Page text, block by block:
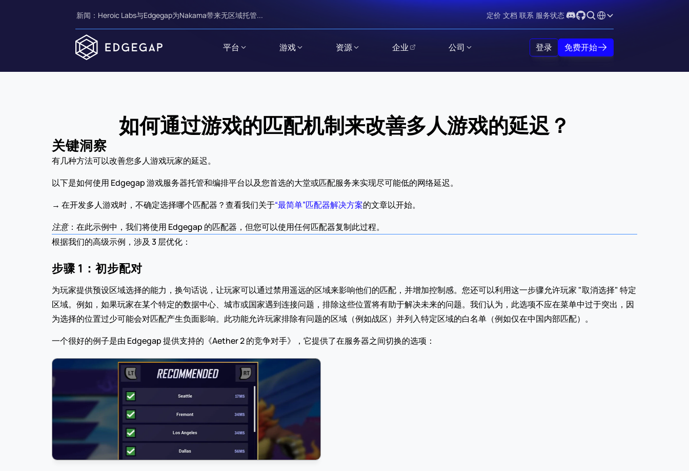
新闻：Heroic Labs与Edgegap为Nakama带来无区域托管... 定价 文档 联系 服务状态 Select Language
平台 游戏 资源 企业 公司 登录 免费开始
如何通过游戏的匹配机制来改善多人游戏的延迟？
关键洞察
有几种方法可以改善您多人游戏玩家的延迟。
以下是如何使用 Edgegap 游戏服务器托管和编排平台以及您首选的大堂或匹配服务来实现尽可能低的网络延迟。
→ 在开发多人游戏时，不确定选择哪个匹配器？查看我们关于“最简单”匹配器解决方案的文章以开始。
注意：在此示例中，我们将使用 Edgegap 的匹配器，但您可以使用任何匹配器复制此过程。
根据我们的高级示例，涉及 3 层优化：
步骤 1：初步配对
为玩家提供预设区域选择的能力，换句话说，让玩家可以通过禁用遥远的区域来影响他们的匹配，并增加控制感。您还可以利用这一步骤允许玩家 "取消选择" 特定
区域。例如，如果玩家在某个特定的数据中心、城市或国家遇到连接问题，排除这些位置将有助于解决未来的问题。我们认为，此选项不应在菜单中过于突出，因
为选择的位置过少可能会对匹配产生负面影响。此功能允许玩家排除有问题的区域（例如战区）并列入特定区域的白名单（例如仅在中国内部匹配）。
一个很好的例子是由 Edgegap 提供支持的《Aether 2 的竞争对手》，它提供了在服务器之间切换的选项：